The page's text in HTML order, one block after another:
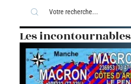
Les incontournables